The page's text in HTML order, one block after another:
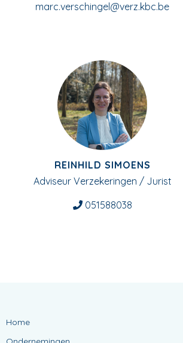
marc.verschingel@verz.kbc.be
REINHILD SIMOENS
Adviseur Verzekeringen / Jurist
051588038
Home